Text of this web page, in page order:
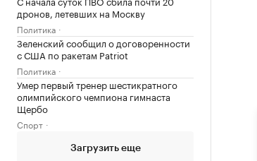
дронов, летевших на Москву
Политика
Зеленский сообщил о договоренности
с США по ракетам Patriot
Политика
Умер первый тренер шестикратного
олимпийского чемпиона гимнаста
Щербо
Спорт
Загрузить еще